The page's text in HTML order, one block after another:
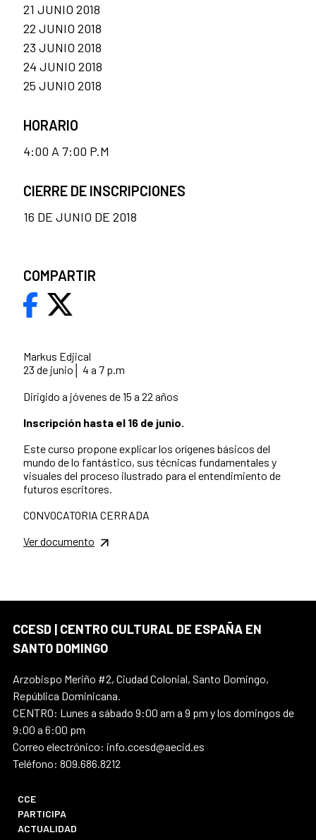
Markus Edjical
23 de junio│ 4 a 7 p.m
Dirigido a jóvenes de 15 a 22 años
Inscripción hasta el 16 de junio.
Este curso propone explicar los orígenes básicos del
mundo de lo fantástico, sus técnicas fundamentales y
visuales del proceso ilustrado para el entendimiento de
futuros escritores.
CONVOCATORIA CERRADA
Ver documento
21 JUNIO 2018
22 JUNIO 2018
23 JUNIO 2018
24 JUNIO 2018
25 JUNIO 2018
HORARIO
4:00 A 7:00 P.M
CIERRE DE INSCRIPCIONES
16 DE JUNIO DE 2018
COMPARTIR
CCESD | CENTRO CULTURAL DE ESPAÑA EN
SANTO DOMINGO
Arzobispo Meriño #2, Ciudad Colonial, Santo Domingo,
República Dominicana.
CENTRO: Lunes a sábado 9:00 am a 9 pm y los domingos de
9:00 a 6:00 pm
Correo electrónico: info.ccesd@aecid.es
Teléfono: 809.686.8212
CCE
PARTICIPA
ACTUALIDAD